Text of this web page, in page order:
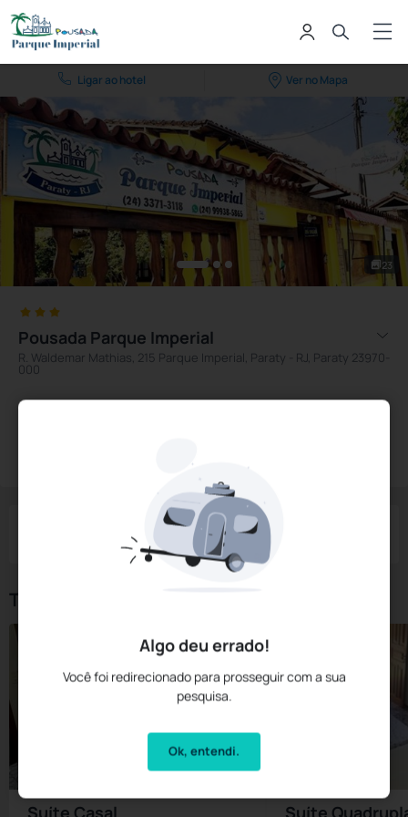
Algo deu errado!
Você foi redirecionado para prosseguir com a sua
pesquisa.
Ok, entendi.
Ligar ao hotel Ver no Mapa
23
Pousada Parque Imperial
R. Waldemar Mathias, 215 Parque Imperial, Paraty - RJ, Paraty 23970-
000
Check-out
09 Ago
Noites
1
Quartos
1
Hóspedes
Tipos de Quarto
Suíte Casal Suíte